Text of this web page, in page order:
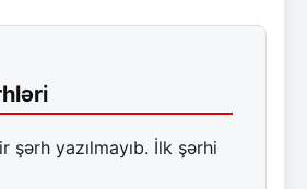
şərh yazılmayıb. İlk şərhi